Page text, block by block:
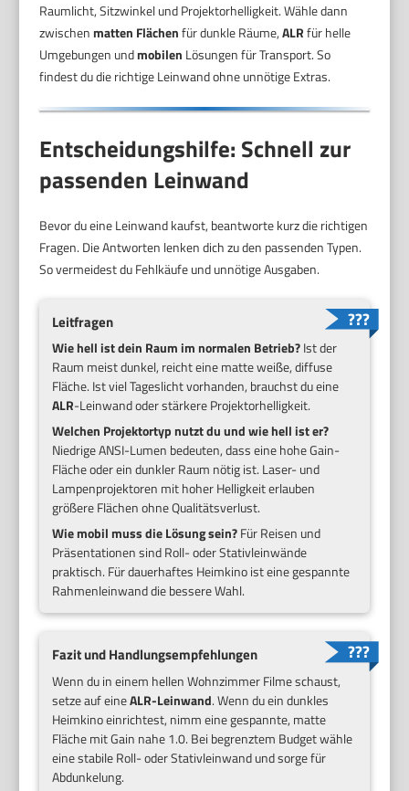
Raumlicht, Sitzwinkel und Projektorhelligkeit. Wähle dann
zwischenmatten Flächenfür dunkle Räume,ALRfür helle
Umgebungen undmobilen Lösungen für Transport. So
findest du die richtige Leinwand ohne unnötige Extras.
Entscheidungshilfe: Schnell zur
passenden Leinwand
Bevor du eine Leinwand kaufst, beantworte kurz die richtigen
Fragen. Die Antworten lenken dich zu den passenden Typen.
So vermeidest du Fehlkäufe und unnötige Ausgaben.
Leitfragen
Wie hell ist dein Raum im normalen Betrieb?Ist der
Raum meist dunkel, reicht eine matte weiße, diffuse
Fläche. Ist viel Tageslicht vorhanden, brauchst du eine
ALR-Leinwand oder stärkere Projektorhelligkeit.
Welchen Projektortyp nutzt du und wie hell ist er?
Niedrige ANSI-Lumen bedeuten, dass eine hohe Gain-
Fläche oder ein dunkler Raum nötig ist. Laser- und
Lampenprojektoren mit hoher Helligkeit erlauben
größere Flächen ohne Qualitätsverlust.
Wie mobil muss die Lösung sein?Für Reisen und
Präsentationen sind Roll- oder Stativleinwände
praktisch. Für dauerhaftes Heimkino ist eine gespannte
Rahmenleinwand die bessere Wahl.
Fazit und Handlungsempfehlungen
Wenn du in einem hellen Wohnzimmer Filme schaust,
setze auf eineALR-Leinwand. Wenn du ein dunkles
Heimkino einrichtest, nimm eine gespannte, matte
Fläche mit Gain nahe 1.0. Bei begrenztem Budget wähle
eine stabile Roll- oder Stativleinwand und sorge für
Abdunkelung.